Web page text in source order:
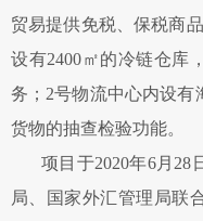
贸易提供免税、保税商
设有2400㎡的冷链仓库
务；2号物流中心内设有
货物的抽查检验功能。
项目于2020年6月28
局、国家外汇管理局联